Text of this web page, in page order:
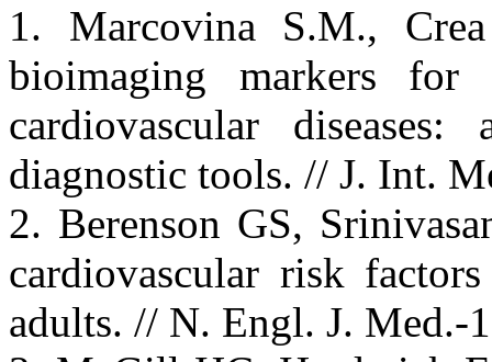
1. Marcovina S.M.,
bioimaging markers for
cardiovascular
diagnostic tools. // J. Int.
2. Berenson GS,
cardiovascular risk
adults. // N. Engl. J. Med.-